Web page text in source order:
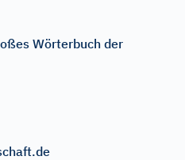
Wörterbuch der